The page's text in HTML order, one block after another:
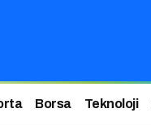
Borsa Teknoloji